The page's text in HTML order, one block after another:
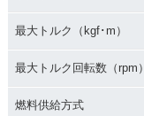
ラーチェンジ
最大トルク（kgf･m）
最大トルク回転数（rpm）
燃料供給方式